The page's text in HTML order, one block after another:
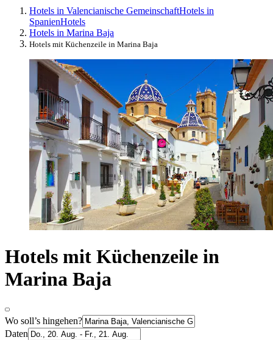
Hotels in Valencianische GemeinschaftHotels in
SpanienHotels
Hotels in Marina Baja
Hotels mit Küchenzeile in Marina Baja
Hotels mit Küchenzeile in
Marina Baja
Wo soll’s hingehen?
Daten